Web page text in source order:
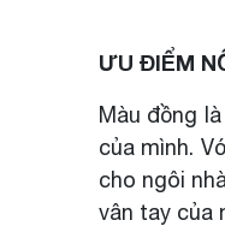
ƯU ĐIỂM
Màu đồng
của mình.
cho ngôi
vân tay của